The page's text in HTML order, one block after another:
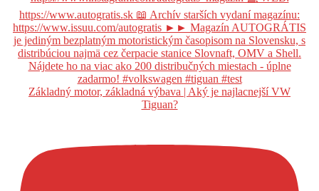
Základný motor, základná výbava | Aký je najlacnejší VW
Tiguan?